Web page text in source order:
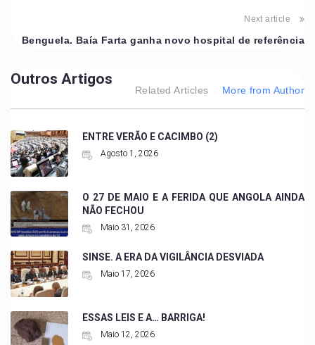
Next article
Benguela. Baía Farta ganha novo hospital de referência
Outros Artigos
Related Articles More from Author
ENTRE VERÃO E CACIMBO (2)
Agosto 1, 2026
O 27 DE MAIO E A FERIDA QUE ANGOLA AINDA
NÃO FECHOU
Maio 31, 2026
SINSE. A ERA DA VIGILÂNCIA DESVIADA
Maio 17, 2026
ESSAS LEIS E A… BARRIGA!
Maio 12, 2026